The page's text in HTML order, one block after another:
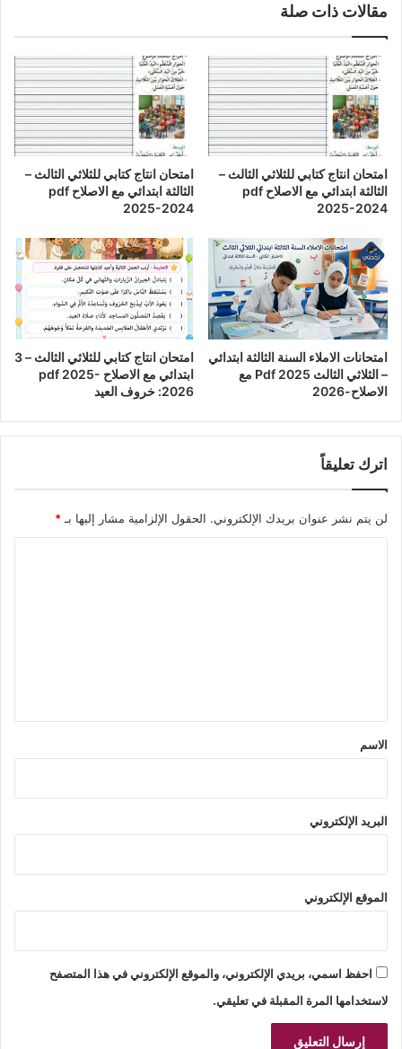
مقالات ذات صلة
امتحان انتاج كتابي للثلاثي الثالث –
الثالثة ابتدائي مع الاصلاح pdf
2025-2024
امتحان انتاج كتابي للثلاثي الثالث –
الثالثة ابتدائي مع الاصلاح pdf
2025-2024
امتحانات الاملاء السنة الثالثة ابتدائي
– الثلاثي الثالث Pdf 2025 مع
الاصلاح-2026
امتحان انتاج كتابي للثلاثي الثالث – 3
ابتدائي مع الاصلاح pdf 2025-
2026: خروف العيد
اترك تعليقاً
لن يتم نشر عنوان بريدك الإلكتروني. الحقول الإلزامية مشار إليها بـ *
*
الاسم
البريد الإلكتروني
الموقع الإلكتروني
احفظ اسمي، بريدي الإلكتروني، والموقع الإلكتروني في هذا المتصفح
لاستخدامها المرة المقبلة في تعليقي.